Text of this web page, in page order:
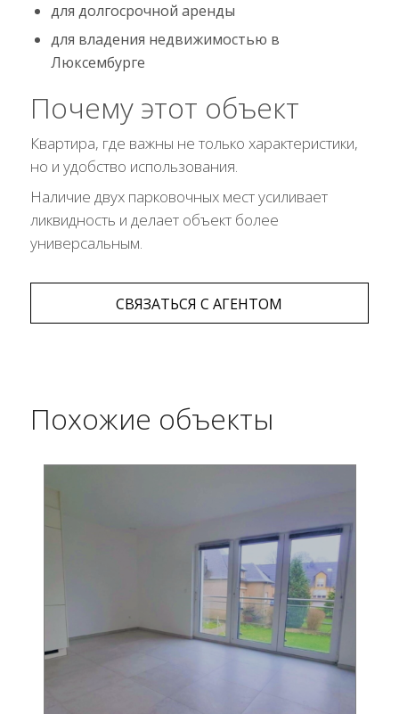
для долгосрочной аренды
для владения недвижимостью в
Люксембурге
Почему этот объект
Квартира, где важны не только характеристики,
но и удобство использования.
Наличие двух парковочных мест усиливает
ликвидность и делает объект более
универсальным.
СВЯЗАТЬСЯ С АГЕНТОМ
Похожие объекты